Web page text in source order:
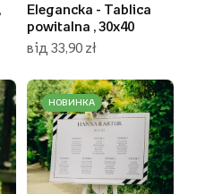
Elegancka - Tablica
powitalna , 30x40
від 33,90 zł
НОВИНКА